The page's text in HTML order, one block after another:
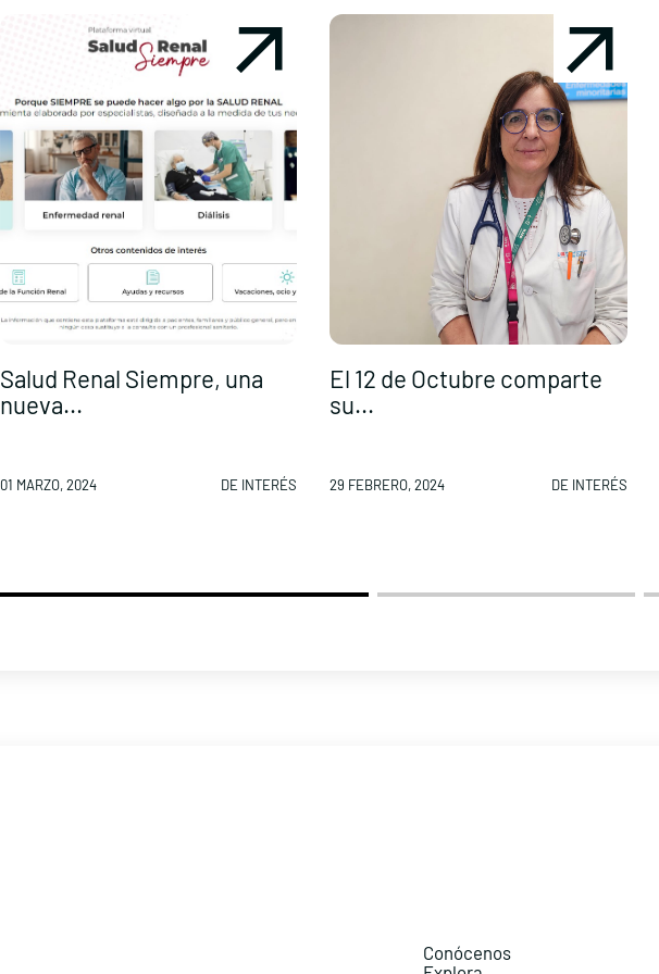
Salud Renal Siempre, una
nueva...
01 MARZO, 2024 DE INTERÉS
El 12 de Octubre comparte
su...
29 FEBRERO, 2024 DE INTERÉS
Conócenos